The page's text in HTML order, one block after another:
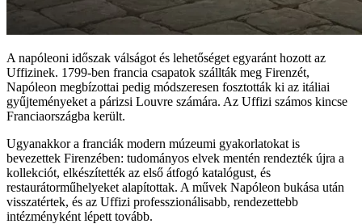
A napóleoni időszak válságot és lehetőséget egyaránt hozott az
Uffizinek. 1799-ben francia csapatok szállták meg Firenzét,
Napóleon megbízottai pedig módszeresen fosztották ki az itáliai
gyűjteményeket a párizsi Louvre számára. Az Uffizi számos kincse
Franciaországba került.
Ugyanakkor a franciák modern múzeumi gyakorlatokat is
bevezettek Firenzében: tudományos elvek mentén rendezték újra a
kollekciót, elkészítették az első átfogó katalógust, és
restaurátorműhelyeket alapítottak. A művek Napóleon bukása után
visszatértek, és az Uffizi professzionálisabb, rendezettebb
intézményként lépett tovább.